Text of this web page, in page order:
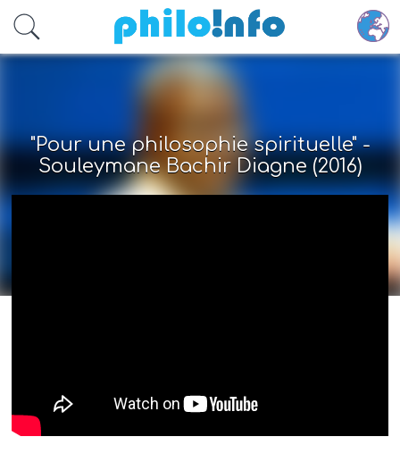
Accéder au contenu principal
"Pour une philosophie spirituelle" -
Souleymane Bachir Diagne (2016)